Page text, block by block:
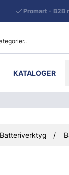
KATALOGER
Promart - B2B
Batteriverktyg